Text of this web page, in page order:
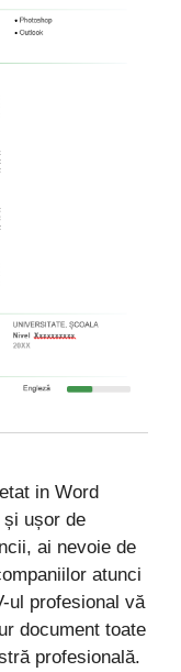
in Word
ușor de
ai nevoie de
atunci
ul profesional vă
document toate
profesională.